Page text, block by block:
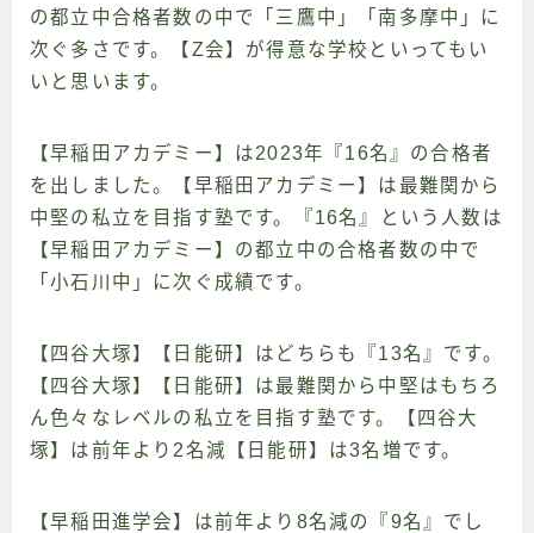
の都立中合格者数の中で「三鷹中」「南多摩中」に
次ぐ多さです。【Z会】が得意な学校といってもい
いと思います。
【早稲田アカデミー】は2023年『16名』の合格者
を出しました。【早稲田アカデミー】は最難関から
中堅の私立を目指す塾です。『16名』という人数は
【早稲田アカデミー】の都立中の合格者数の中で
「小石川中」に次ぐ成績です。
【四谷大塚】【日能研】はどちらも『13名』です。
【四谷大塚】【日能研】は最難関から中堅はもちろ
ん色々なレベルの私立を目指す塾です。【四谷大
塚】は前年より2名減【日能研】は3名増です。
【早稲田進学会】は前年より8名減の『9名』でし